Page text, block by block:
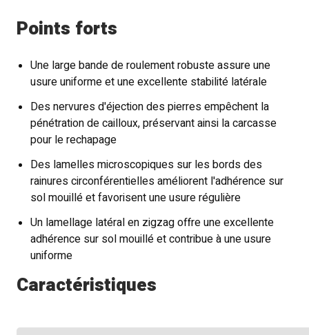
Points forts
Une large bande de roulement robuste assure une
usure uniforme et une excellente stabilité latérale
Des nervures d'éjection des pierres empêchent la
pénétration de cailloux, préservant ainsi la carcasse
pour le rechapage
Des lamelles microscopiques sur les bords des
rainures circonférentielles améliorent l'adhérence sur
sol mouillé et favorisent une usure régulière
Un lamellage latéral en zigzag offre une excellente
adhérence sur sol mouillé et contribue à une usure
uniforme
Caractéristiques